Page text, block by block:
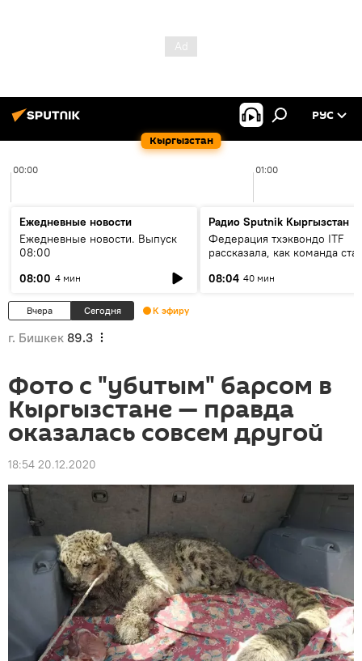
Кыргызстан
РУС
00:00 01:00
Ежедневные новости
Ежедневные новости. Выпуск
08:00
08:00 4 мин
Радио Sputnik Кыргызстан
Федерация тхэквондо ITF
рассказала, как команда
08:04 40 мин
Вчера Сегодня К эфиру
г. Бишкек 89.3
Фото с "убитым" барсом в
Кыргызстане — правда
оказалась совсем другой
18:54 20.12.2020